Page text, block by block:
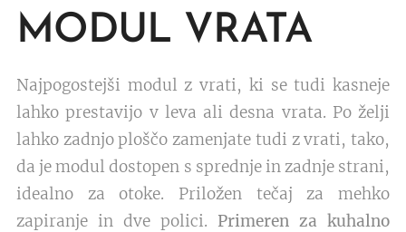
MODUL VRATA
Najpogostejši modul z vrati, ki se tudi kasneje
lahko prestavijo v leva ali desna vrata. Po želji
lahko zadnjo ploščo zamenjate tudi z vrati, tako,
da je modul dostopen s sprednje in zadnje strani,
idealno za otoke. Priložen tečaj za mehko
zapiranje in dve polici. Primeren za kuhalno